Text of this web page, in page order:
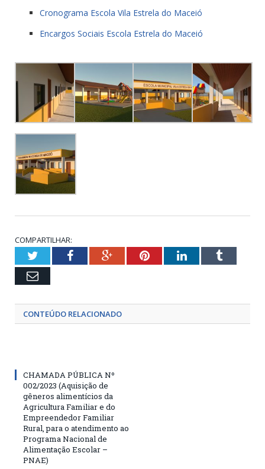
Cronograma Escola Vila Estrela do Maceió
Encargos Sociais Escola Estrela do Maceió
COMPARTILHAR:
TwitterFacebookGoogle+PinterestLinkedInTumblr
Email
CONTEÚDO RELACIONADO
CHAMADA PÚBLICA Nº
002/2023 (Aquisição de
gêneros alimentícios da
Agricultura Familiar e do
Empreendedor Familiar
Rural, para o atendimento ao
Programa Nacional de
Alimentação Escolar –
PNAE)